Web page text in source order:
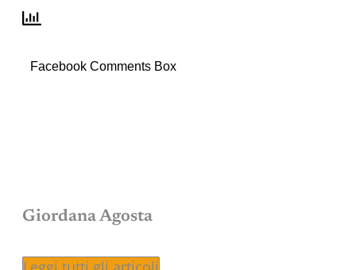
Facebook Comments Box
Giordana Agosta